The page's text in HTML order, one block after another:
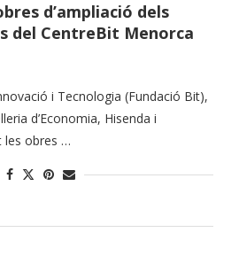
d’ampliació dels
del CentreBit Menorca
i Tecnologia (Fundació Bit),
d’Economia, Hisenda i
les obres …